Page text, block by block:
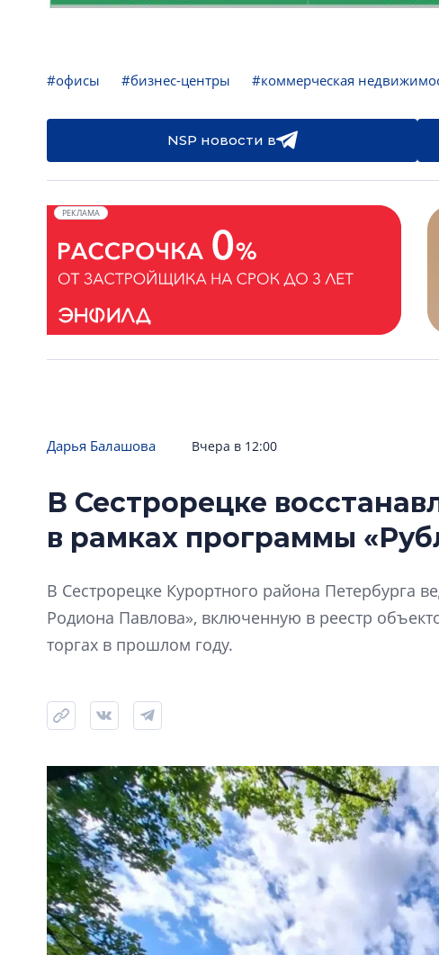
#офисы #бизнес-центры #коммерческая
NSP новости в
РЕКЛАМА
Дарья Балашова Вчера в 12:00
В Сестрорецке
в рамках программы
В Сестрорецке Курортного района Петербурга
Родиона Павлова», включенную в реестр
торгах в прошлом году.